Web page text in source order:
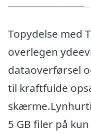
Topydelse med
overlegen
dataoverførsel
til kraftfulde
5 GB filer på